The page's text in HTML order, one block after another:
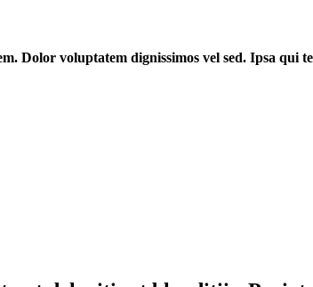
Dolor voluptatem dignissimos vel sed. Ipsa qui